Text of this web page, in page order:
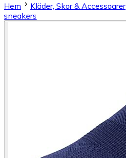
Hem
Kläder, Skor & Accessoarer
sneakers